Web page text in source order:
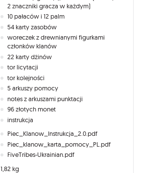
2 znaczniki gracza w każdym)
10 pałaców i 12 palm
54 karty zasobów
woreczek z drewnianymi figurkami
członków klanów
22 karty dżinów
tor licytacji
tor kolejności
5 arkuszy pomocy
notes z arkuszami punktacji
96 złotych monet
instrukcja
Piec_Klanow_Instrukcja_2.0.pdf
Piec_klanow_karta_pomocy_PL.pdf
FiveTribes-Ukrainian.pdf
1,82 kg